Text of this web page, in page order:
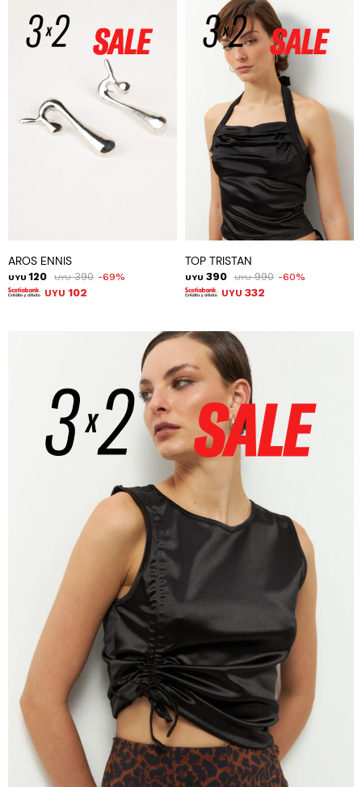
AROS ENNIS
UYU 120 UYU 390 69
UYU 102
TOP TRISTAN
UYU 390 UYU 990 60
UYU 332